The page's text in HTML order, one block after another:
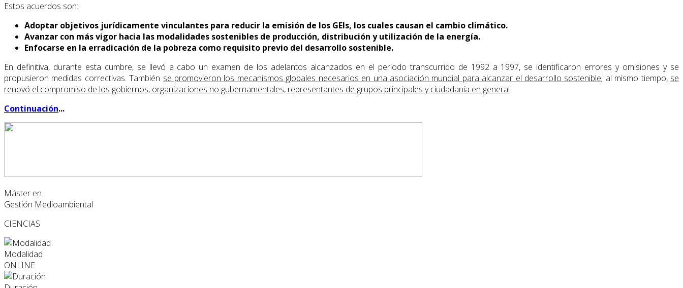
Estos acuerdos son:
Adoptar objetivos jurídicamente vinculantes para reducir la emisión de los GEIs, los cuales causan el cambio climático.
Avanzar con más vigor hacia las modalidades sostenibles de producción, distribución y utilización de la energía.
Enfocarse en la erradicación de la pobreza como requisito previo del desarrollo sostenible.
En definitiva, durante esta cumbre, se llevó a cabo un examen de los adelantos alcanzados en el periodo transcurrido de 1992 a 1997, se identificaron errores y omisiones y se
propusieron medidas correctivas. También se promovieron los mecanismos globales necesarios en una asociación mundial para alcanzar el desarrollo sostenible; al mismo tiempo, se
renovó el compromiso de los gobiernos, organizaciones no gubernamentales, representantes de grupos principales y ciudadanía en general.
Continuación...
Máster en
Gestión Medioambiental
CIENCIAS
Modalidad
ONLINE